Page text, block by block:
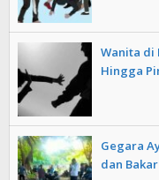
Wanita di
Hingga
Gegara
dan